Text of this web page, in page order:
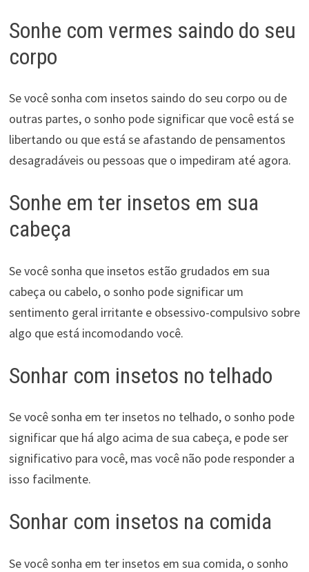
Sonhe com vermes saindo do seu
corpo
Se você sonha com insetos saindo do seu corpo ou de
outras partes, o sonho pode significar que você está se
libertando ou que está se afastando de pensamentos
desagradáveis ou pessoas que o impediram até agora.
Sonhe em ter insetos em sua
cabeça
Se você sonha que insetos estão grudados em sua
cabeça ou cabelo, o sonho pode significar um
sentimento geral irritante e obsessivo-compulsivo sobre
algo que está incomodando você.
Sonhar com insetos no telhado
Se você sonha em ter insetos no telhado, o sonho pode
significar que há algo acima de sua cabeça, e pode ser
significativo para você, mas você não pode responder a
isso facilmente.
Sonhar com insetos na comida
Se você sonha em ter insetos em sua comida, o sonho